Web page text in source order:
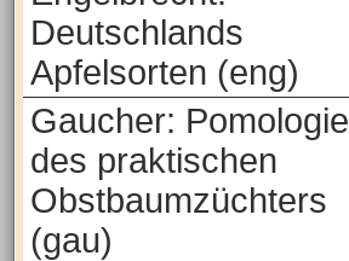
Deutschlands
Apfelsorten (eng)
Gaucher: Pomologie
des praktischen
Obstbaumzüchters
(gau)